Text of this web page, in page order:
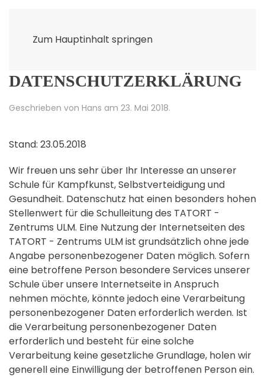
Zum Hauptinhalt springen
DATENSCHUTZERKLÄRUNG
Geschrieben von Hans am 23. Mai 2018.
Stand: 23.05.2018
Wir freuen uns sehr über Ihr Interesse an unserer
Schule für Kampfkunst, Selbstverteidigung und
Gesundheit. Datenschutz hat einen besonders hohen
Stellenwert für die Schulleitung des TATORT -
Zentrums ULM. Eine Nutzung der Internetseiten des
TATORT - Zentrums ULM ist grundsätzlich ohne jede
Angabe personenbezogener Daten möglich. Sofern
eine betroffene Person besondere Services unserer
Schule über unsere Internetseite in Anspruch
nehmen möchte, könnte jedoch eine Verarbeitung
personenbezogener Daten erforderlich werden. Ist
die Verarbeitung personenbezogener Daten
erforderlich und besteht für eine solche
Verarbeitung keine gesetzliche Grundlage, holen wir
generell eine Einwilligung der betroffenen Person ein.